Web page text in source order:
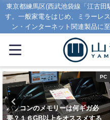
東京都練馬区(西武池袋線「江古
す。一般家電をはじめ、ミラーレ
ン・インターネット関連製品に
PC
パソコンのメモリーは何ギガ必
要？１６GB以上をオススメする